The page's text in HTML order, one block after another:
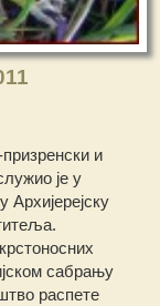
и
је у
сабрању
распете